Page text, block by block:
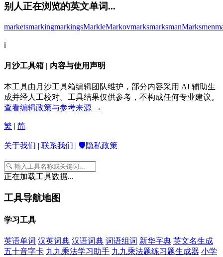
别人正在浏览的英文单词...
marketsmarkingmarkingsMarkleMarkovmarksmarksmanMarksmen
ℹ️
月沙工具箱 | 内容与使用声明
本工具由月沙工具箱编辑团队维护，部分内容采用 AI 辅助生
成并经人工校对。工具结果仅供参考，不构成任何专业建议。
查看编辑政策与参考来源 →
繁 | 简
关于我们 | 联系我们 | 🛡️隐私政策
正在加载工具数据...
工具导航地图
学习工具
英语单词 汉英词典 汉语词典 词语组词 新华字典 英文名生成
五十音字卡 九九乘法学习助手 九九乘法题练习题生成器 小学